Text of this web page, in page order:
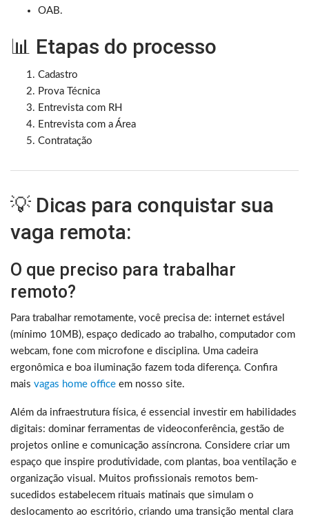
OAB.
📊 Etapas do processo
Cadastro
Prova Técnica
Entrevista com RH
Entrevista com a Área
Contratação
💡 Dicas para conquistar sua
vaga remota:
O que preciso para trabalhar
remoto?
Para trabalhar remotamente, você precisa de: internet estável
(mínimo 10MB), espaço dedicado ao trabalho, computador com
webcam, fone com microfone e disciplina. Uma cadeira
ergonômica e boa iluminação fazem toda diferença. Confira
mais vagas home office em nosso site.
Além da infraestrutura física, é essencial investir em habilidades
digitais: dominar ferramentas de videoconferência, gestão de
projetos online e comunicação assíncrona. Considere criar um
espaço que inspire produtividade, com plantas, boa ventilação e
organização visual. Muitos profissionais remotos bem-
sucedidos estabelecem rituais matinais que simulam o
deslocamento ao escritório, criando uma transição mental clara